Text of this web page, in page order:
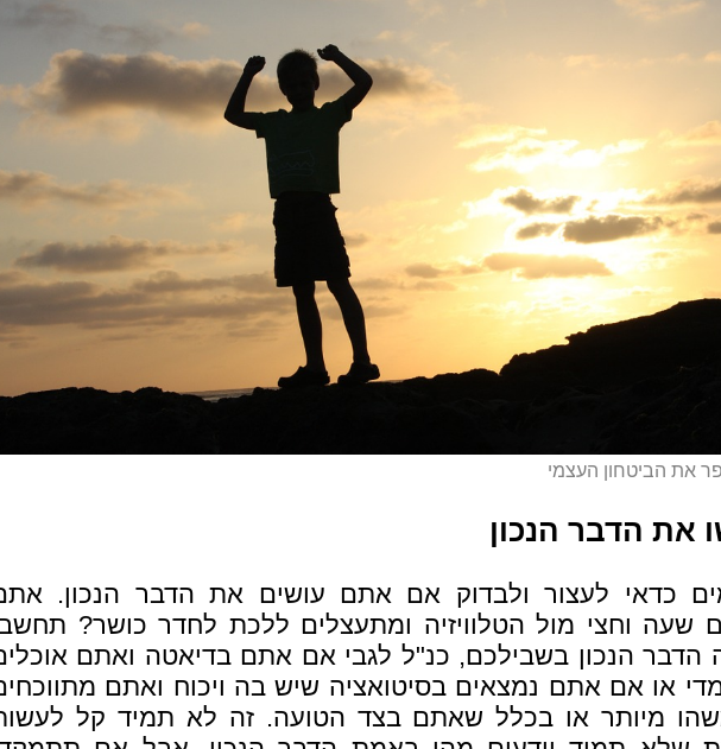
את הביטחון העצמי
את הדבר הנכון
כדאי לעצור ולבדוק אם אתם עושים את הדבר הנכון.
שעה וחצי מול הטלוויזיה ומתעצלים ללכת לחדר כושר?
הדבר הנכון בשבילכם, כנ"ל לגבי אם אתם בדיאטה ואתם
מדי או אם אתם נמצאים בסיטואציה שיש בה ויכוח ואתם
מיותר או בכלל שאתם בצד הטועה. זה לא תמיד קל